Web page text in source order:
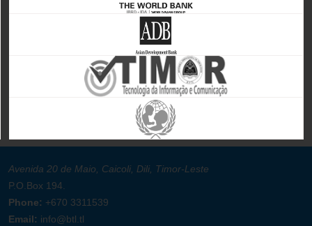
Avenida 20 de Maio, Caicoli, Dili, Timor-Leste
P.O.Box 194.
Phone: +670 3311539
Email: info@btl.tl